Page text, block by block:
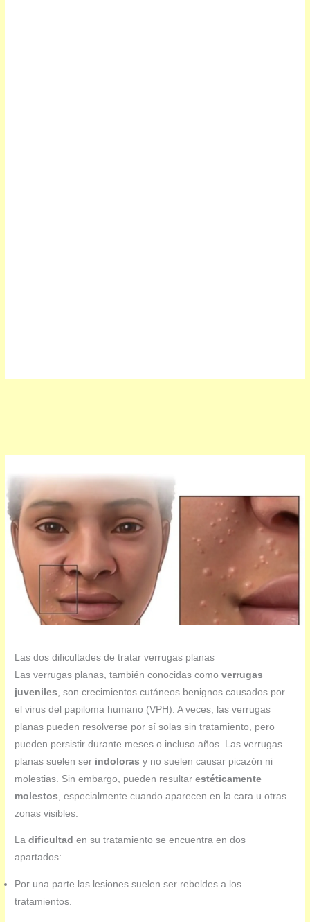
Las dos dificultades de tratar verrugas planas
Las verrugas planas, también conocidas comoverrugas
juveniles , son crecimientos cutáneos benignos causados por
el virus del papiloma humano (VPH). A veces, las verrugas
planas pueden resolverse por sí solas sin tratamiento, pero
pueden persistir durante meses o incluso años. Las verrugas
planas suelen ser indoloras y no suelen causar picazón ni
molestias. Sin embargo, pueden resultarestéticamente
molestos , especialmente cuando aparecen en la cara u otras
zonas visibles.
La dificultad en su tratamiento se encuentra en dos
apartados:
Por una parte las lesiones suelen ser rebeldes a los
tratamientos.